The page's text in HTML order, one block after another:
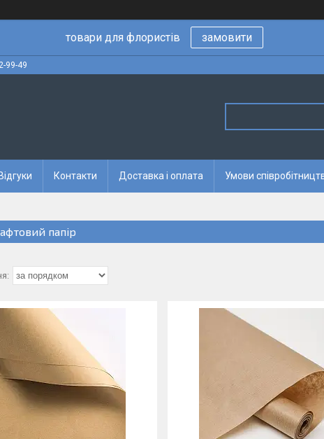
товари для флористів замовити
99-49
Відгуки Контакти Доставка і оплата Умови
папір